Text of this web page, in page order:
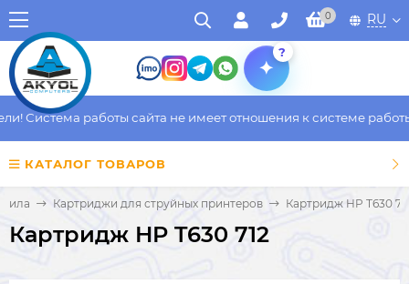
0 RU
?
Система работы сайта не имеет отношения к системе
КАТАЛОГ ТОВАРОВ
Картриджи для струйных принтеров Картридж HP T630
Картридж HP T630 712